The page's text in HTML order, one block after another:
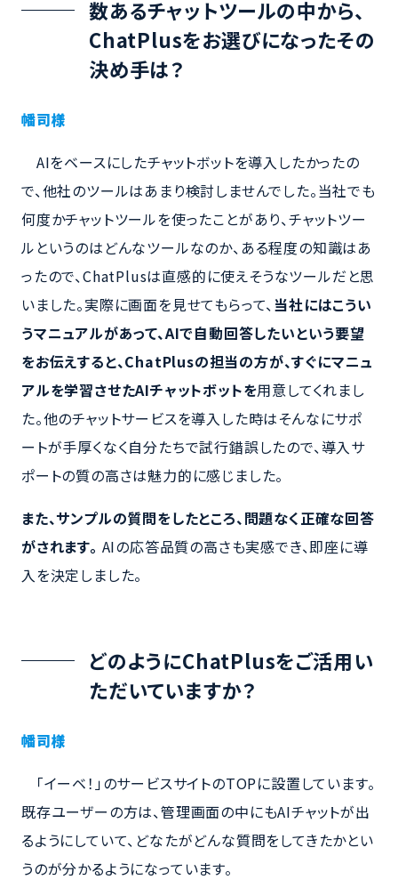
数あるチャットツールの中から、
ChatPlusをお選びになったその
決め手は？
幡司様
AIをベースにしたチャットボットを導入したかったの
で、他社のツールはあまり検討しませんでした。当社でも
何度かチャットツールを使ったことがあり、チャットツー
ルというのはどんなツールなのか、ある程度の知識はあ
ったので、ChatPlusは直感的に使えそうなツールだと思
いました。実際に画面を見せてもらって、当社にはこうい
うマニュアルがあって、AIで自動回答したいという要望
をお伝えすると、ChatPlusの担当の方が、すぐにマニュ
アルを学習させたAIチャットボットを用意してくれまし
た。他のチャットサービスを導入した時はそんなにサポ
ートが手厚くなく自分たちで試行錯誤したので、導入サ
ポートの質の高さは魅力的に感じました。
また、サンプルの質問をしたところ、問題なく正確な回答
がされます。 AIの応答品質の高さも実感でき、即座に導
入を決定しました。
どのようにChatPlusをご活用い
ただいていますか？
幡司様
「イーベ！」のサービスサイトのTOPに設置しています。
既存ユーザーの方は、管理画面の中にもAIチャットが出
るようにしていて、どなたがどんな質問をしてきたかとい
うのが分かるようになっています。